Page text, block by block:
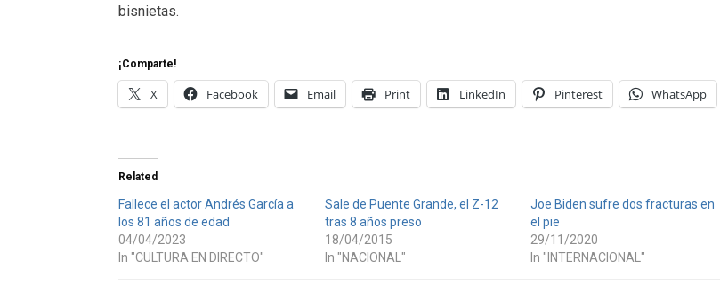
bisnietas.
¡Comparte!
X Facebook Email Print LinkedIn Pinterest WhatsApp
Related
Fallece el actor Andrés García a
los 81 años de edad
04/04/2023
In "CULTURA EN DIRECTO"
Sale de Puente Grande, el Z-12
tras 8 años preso
18/04/2015
In "NACIONAL"
Joe Biden sufre dos fracturas en
el pie
29/11/2020
In "INTERNACIONAL"